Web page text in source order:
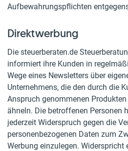
Aufbewahrungspflichten
Direktwerbung
Die steuerberaten.de
informiert ihre Kunden in
Wege eines Newsletters über
Unternehmens, die den durch die
Anspruch genommenen
ähneln. Die betroffenen Personen
jederzeit Widerspruch gegen die
personenbezogenen Daten zum
Werbung einzulegen. Widerspricht